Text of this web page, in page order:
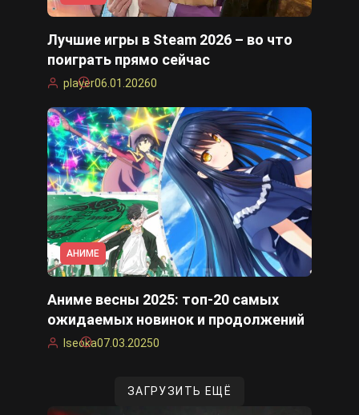
Лучшие игры в Steam 2026 – во что
поиграть прямо сейчас
player06.01.20260
АНИМЕ
Аниме весны 2025: топ-20 самых
ожидаемых новинок и продолжений
Iseoka07.03.20250
ЗАГРУЗИТЬ ЕЩЁ